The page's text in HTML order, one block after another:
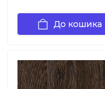
До кошика